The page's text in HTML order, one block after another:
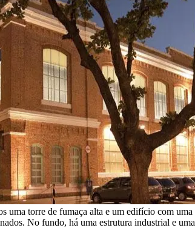
uma torre de fumaça alta e um edifício com
No fundo, há uma estrutura industrial e